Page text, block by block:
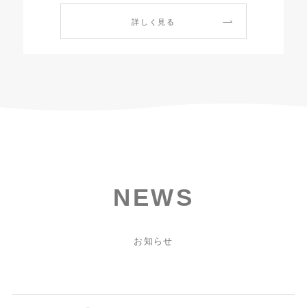
詳しく見る
NEWS
お知らせ